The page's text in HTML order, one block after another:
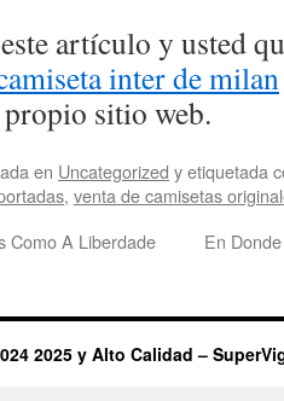
artículo y usted
inter de milan
sitio web.
en Uncategorized y etiquetada
, venta de camisetas
Como A Liberdade En
2025 y Alto Calidad –